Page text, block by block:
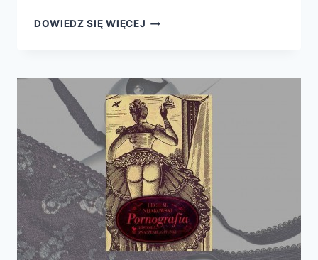
DOWIEDZ SIĘ WIĘCEJ INTELEKTUALIŚCI